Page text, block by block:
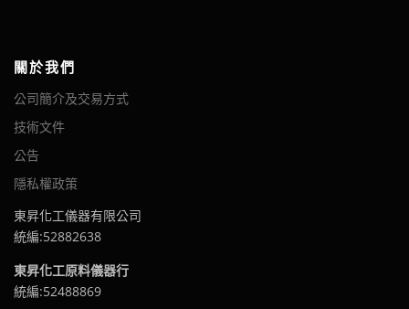
關於我們
公司簡介及交易方式
技術文件
公告
隱私權政策
東昇化工儀器有限公司
統編:52882638
東昇化工原料儀器行
統編:52488869